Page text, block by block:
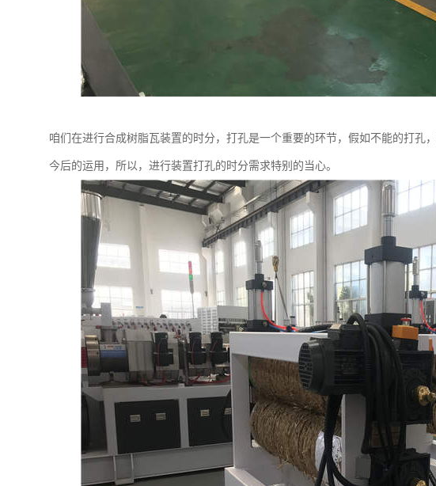
咱们在进行合成树脂瓦装置的时分，打孔是一个重要的环节，假如不能的打孔
今后的运用，所以，进行装置打孔的时分需求特别的当心。